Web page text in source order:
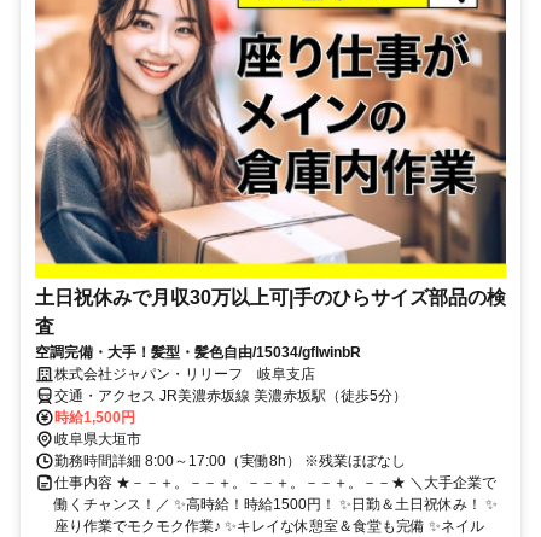
土日祝休みで月収30万以上可|手のひらサイズ部品の検
査
空調完備・大手！髪型・髪色自由/15034/gflwinbR
株式会社ジャパン・リリーフ 岐阜支店
交通・アクセス JR美濃赤坂線 美濃赤坂駅（徒歩5分）
時給1,500円
岐阜県大垣市
勤務時間詳細 8:00～17:00（実働8h） ※残業ほぼなし
仕事内容 ★－－＋。－－＋。－－＋。－－＋。－－★ ＼大手企業で
働くチャンス！／ ✨高時給！時給1500円！ ✨日勤＆土日祝休み！ ✨
座り作業でモクモク作業♪ ✨キレイな休憩室＆食堂も完備 ✨ネイル